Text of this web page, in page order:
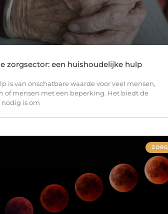
zorgsector: een huishoudelijke hulp
is van onschatbare waarde voor veel mensen,
of mensen met een beperking. Het biedt de
is om
ZORG